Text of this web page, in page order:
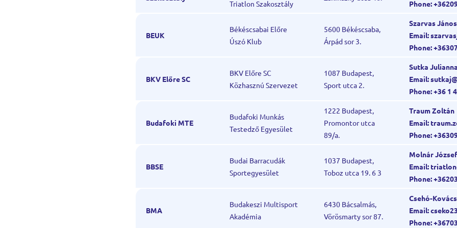
Triatlon Szakosztály Phone:
BEUK
Békéscsabai Előre
Úszó Klub
5600 Békéscsaba,
Árpád sor 3.
Szarvas János
Email:
Phone:
BKV Előre SC
BKV Előre SC
Közhasznú Szervezet
1087 Budapest,
Sport utca 2.
Sutka
Email:
Phone: +36 1
Budafoki MTE
Budafoki Munkás
Testedző Egyesület
1222 Budapest,
Promontor utca
89/a.
Traum Zoltán
Email:
Phone:
BBSE
Budai Barracudák
Sportegyesület
1037 Budapest,
Toboz utca 19. 6 3
Molnár József
Email:
Phone:
BMA
Budakeszi Multisport
Akadémia
6430 Bácsalmás,
Vörösmarty sor 87.
Csehó-
Email:
Phone: